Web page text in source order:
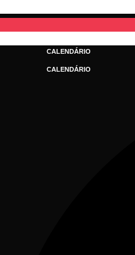
para
o
conteúdo
CALENDÁRIO
CALENDÁRIO